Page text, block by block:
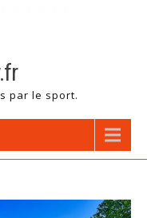
par le sport.